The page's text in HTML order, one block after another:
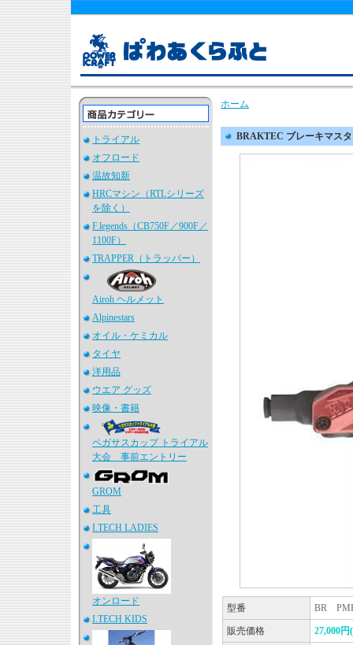
トライアル
オフロード
温故知新
HRCマシン（RTLシリーズ
を除く）
F.legends（CB750F／900F／
1100F）
TRAPPER（トラッパー）
Airoh ヘルメット
Alpinestars
オイル・ケミカル
タイヤ
洋用品
ウエア グッズ
映像・書籍
ペガサスカップ トライアル
大会 事前エントリー
GROM
工具
I.TECH LADIES
オンロード
I.TECH KIDS
ホーム
BRAKTEC ブレーキマス
型番 BR
販売価格 27,000円